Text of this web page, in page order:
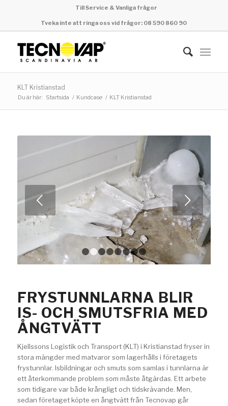
Till Service & Vanliga frågor
Tveka inte att ringa oss vid frågor: 08 590 860 90
KLT Kristianstad
Du är här: Startsida / Kundcase / KLT Kristianstad
Nästa
1 2 3 4 5 6 8
FRYSTUNNLARNA BLIR
IS- OCH SMUTSFRIA MED
ÅNGTVÄTT
Kjellssons Logistik och Transport (KLT) i Kristianstad fryser in
stora mängder med matvaror som lagerhålls i företagets
frystunnlar. Isbildningar och smuts som samlas i tunnlarna är
ett återkommande problem som måste åtgärdas. Ett arbete
som tidigare var både krångligt och tidskrävande. Men,
sedan företaget köpte en ångtvätt från Tecnovap går